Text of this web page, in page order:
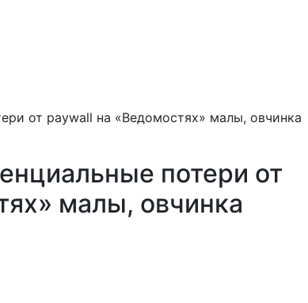
от paywall на «Ведомостях» малы, овчинка
потери от
малы, овчинка